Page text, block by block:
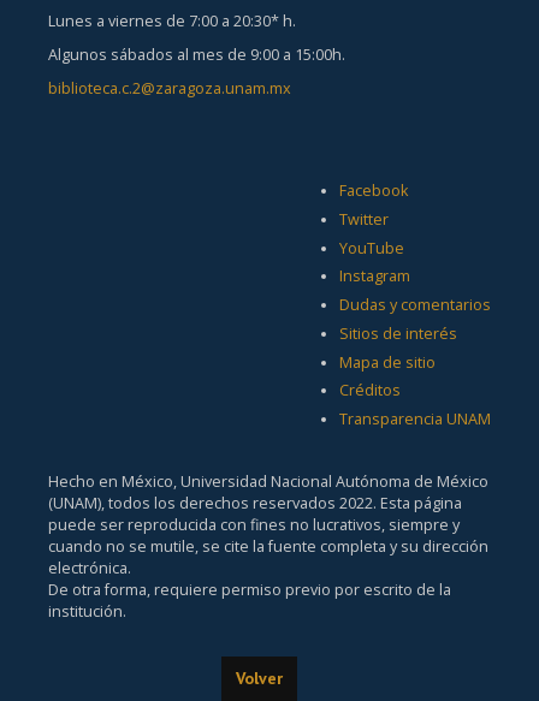
Lunes a viernes de 7:00 a 20:30* h.
Algunos sábados al mes de 9:00 a 15:00h.
biblioteca.c.2@zaragoza.unam.mx
Facebook
Twitter
YouTube
Instagram
Dudas y comentarios
Sitios de interés
Mapa de sitio
Créditos
Transparencia UNAM
Hecho en México, Universidad Nacional Autónoma de México
(UNAM), todos los derechos reservados 2022. Esta página
puede ser reproducida con fines no lucrativos, siempre y
cuando no se mutile, se cite la fuente completa y su dirección
electrónica.
De otra forma, requiere permiso previo por escrito de la
institución.
Volver